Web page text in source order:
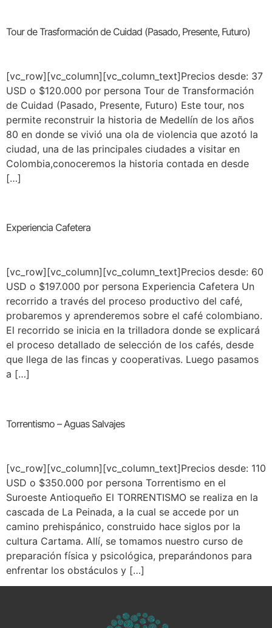
Tour de Trasformación de Cuidad (Pasado, Presente, Futuro)
[vc_row][vc_column][vc_column_text]Precios desde: 37
USD o $120.000 por persona Tour de Transformación
de Cuidad (Pasado, Presente, Futuro) Este tour, nos
permite reconstruir la historia de Medellín de los años
80 en donde se vivió una ola de violencia que azotó la
ciudad, una de las principales ciudades a visitar en
Colombia,conoceremos la historia contada en desde
[…]
Experiencia Cafetera
[vc_row][vc_column][vc_column_text]Precios desde: 60
USD o $197.000 por persona Experiencia Cafetera Un
recorrido a través del proceso productivo del café,
probaremos y aprenderemos sobre el café colombiano.
El recorrido se inicia en la trilladora donde se explicará
el proceso detallado de selección de los cafés, desde
que llega de las fincas y cooperativas. Luego pasamos
a […]
Torrentismo – Aguas Salvajes
[vc_row][vc_column][vc_column_text]Precios desde: 110
USD o $350.000 por persona Torrentismo en el
Suroeste Antioqueño El TORRENTISMO se realiza en la
cascada de La Peinada, a la cual se accede por un
camino prehispánico, construido hace siglos por la
cultura Cartama. Allí, se tomamos nuestro curso de
preparación física y psicológica, preparándonos para
enfrentar los obstáculos y […]